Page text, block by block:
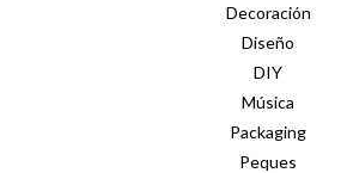
Decoración
Diseño
DIY
Música
Packaging
Peques